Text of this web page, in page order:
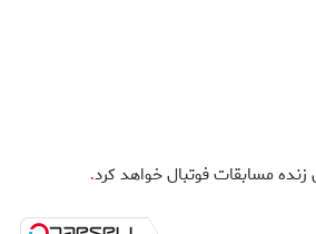
مسابقات فوتبال خواهد کرد.